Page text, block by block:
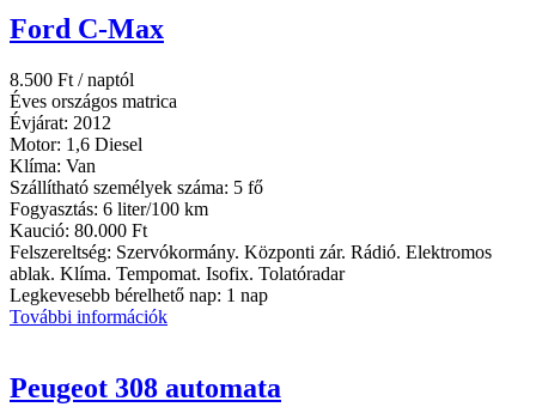
Ford C-Max
8.500 Ft / naptól
Éves országos matrica
Évjárat: 2012
Motor: 1,6 Diesel
Klíma: Van
Szállítható személyek száma: 5 fő
Fogyasztás: 6 liter/100 km
Kaució: 80.000 Ft
Felszereltség: Szervókormány. Központi zár. Rádió. Elektromos
ablak. Klíma. Tempomat. Isofix. Tolatóradar
Legkevesebb bérelhető nap: 1 nap
További információk
Peugeot 308 automata